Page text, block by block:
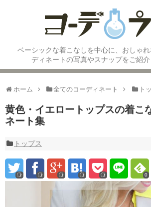
ベーシックな着こなしを中心に、おしゃ
ディネートの写真やスナップをご紹介
ホーム 全てのコーディネート ト
黄色・イエロートップスの着こ
ネート集
トップス
0
コーディネートTOP
トップス
パンツ
ワンピース
オールインワン/サロペット
シューズ/ブーツ